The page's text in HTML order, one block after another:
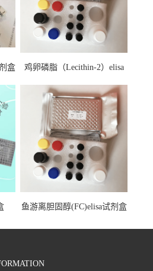
盒
鸡卵磷脂（Lecithin-2）elisa
鱼游离胆固醇(FC)elisa试剂盒